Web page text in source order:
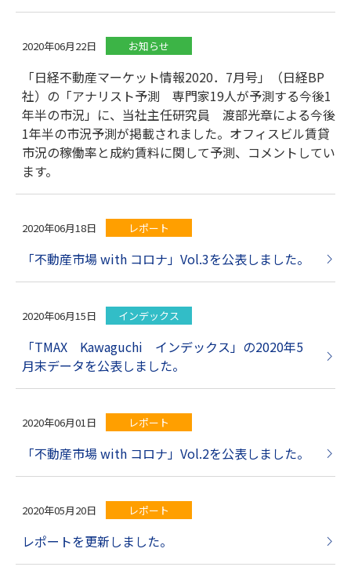
2020年06月22日 お知らせ
「日経不動産マーケット情報2020．7月号」（日経BP
社）の「アナリスト予測 専門家19人が予測する今後1
年半の市況」に、当社主任研究員 渡部光章による今後
1年半の市況予測が掲載されました。オフィスビル賃貸
市況の稼働率と成約賃料に関して予測、コメントしてい
ます。
2020年06月18日 レポート
「不動産市場 with コロナ」Vol.3を公表しました。
2020年06月15日 インデックス
「TMAX Kawaguchi インデックス」の2020年5
月末データを公表しました。
2020年06月01日 レポート
「不動産市場 with コロナ」Vol.2を公表しました。
2020年05月20日 レポート
レポートを更新しました。